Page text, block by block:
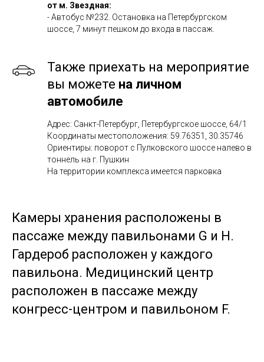
от м. Звездная:
- Автобус №232. Остановка на Петербургском
шоссе, 7 минут пешком до входа в пассаж.
Также приехать на мероприятие
вы можете на личном
автомобиле
Адрес: Санкт-Петербург, Петербургское шоссе, 64/1
Координаты местоположения: 59.76351, 30.35746
Ориентиры: поворот с Пулковского шоссе налево в
тоннель на г. Пушкин
На территории комплекса имеется парковка
Камеры хранения расположены в
пассаже между павильонами G и H.
Гардероб расположен у каждого
павильона. Медицинский центр
расположен в пассаже между
конгресс-центром и павильоном F.